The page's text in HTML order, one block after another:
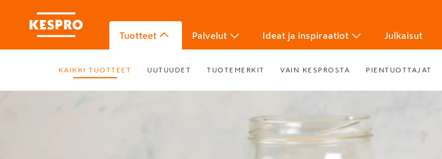
Tuotteet Palvelut Ideat ja inspiraatiot Julkaisut
KAIKKI TUOTTEET UUTUUDET TUOTEMERKIT VAIN KESPROSTA PIENTUOTTAJAT